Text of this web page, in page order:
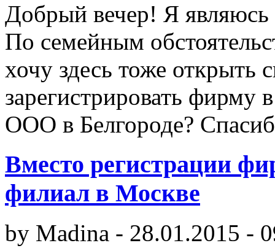
Добрый вечер! Я
По семейным
хочу здесь тоже открыть
зарегистрировать фирму
ООО в Белгороде?
Вместо регистрации
филиал в Москве
by Madina - 28.01.2015 -